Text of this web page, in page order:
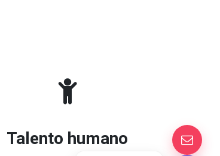
Talento humano